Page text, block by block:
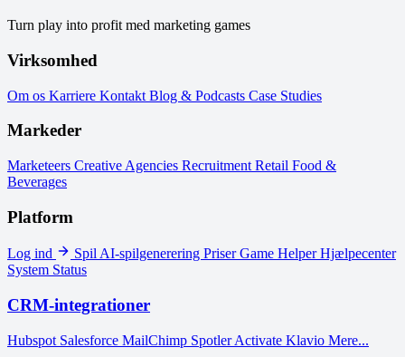
Turn play into profit med marketing games
Virksomhed
Om os Karriere Kontakt Blog & Podcasts Case Studies
Markeder
Marketeers Creative Agencies Recruitment Retail Food &
Beverages
Platform
Log ind SpilAI-spilgenerering PriserGame HelperHjælpecenter
System Status
CRM-integrationer
Hubspot Salesforce MailChimp Spotler Activate Klavio Mere...